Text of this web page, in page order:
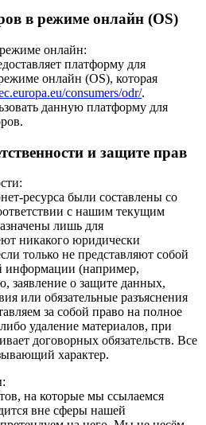
в режиме онлайн (OS)
онлайн:
платформу для
онлайн (OS), которая
consumers/odr/.
данную платформу для
и защите прав
ресурса были составлены со
с нашим текущим
лишь для
никакого юридически
только не представляют собой
информации (например,
заявление о защите данных,
или обязательные разъяснения
за собой право на полное
удаление материалов, при
договорных обязательств. Все
характер.
на которые мы ссылаемся
вне сферы нашей